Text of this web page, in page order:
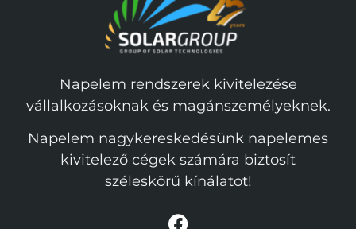
Napelem rendszerek kivitelezése
vállalkozásoknak és magánszemélyeknek.
Napelem nagykereskedésünk napelemes
kivitelező cégek számára biztosít
széleskörű kínálatot!